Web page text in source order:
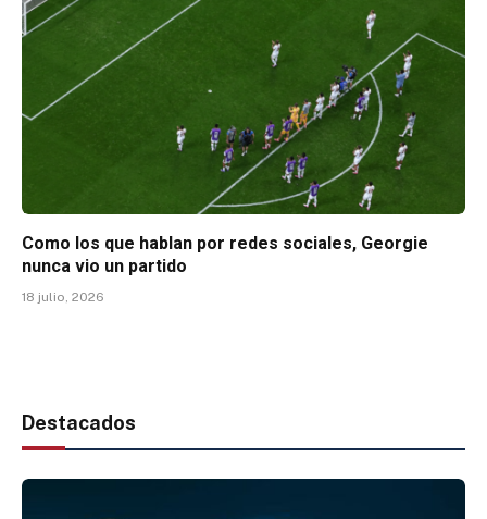
Como los que hablan por redes sociales, Georgie
nunca vio un partido
18 julio, 2026
Destacados